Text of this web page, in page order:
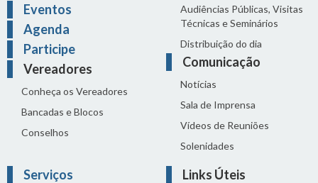
Eventos
Agenda
Participe
Vereadores
Conheça os Vereadores
Bancadas e Blocos
Conselhos
Audiências Públicas, Visitas
Técnicas e Seminários
Distribuição do dia
Comunicação
Notícias
Sala de Imprensa
Vídeos de Reuniões
Solenidades
Serviços Links Úteis